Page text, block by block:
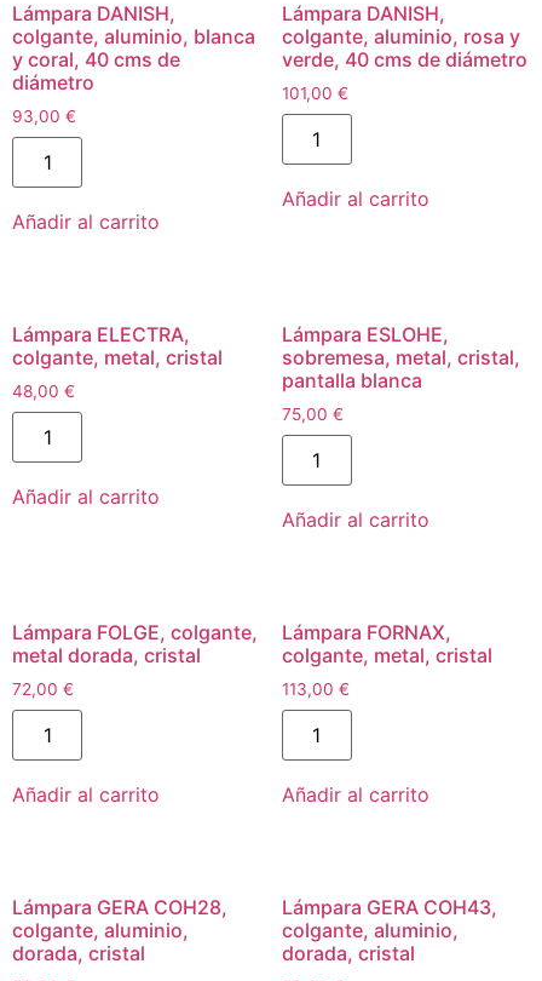
Lámpara DANISH,
colgante, aluminio, blanca
y coral, 40 cms de
diámetro
93,00 €
Añadir al carrito
Lámpara DANISH,
colgante, aluminio, rosa y
verde, 40 cms de diámetro
101,00 €
Añadir al carrito
Lámpara ELECTRA,
colgante, metal, cristal
48,00 €
Añadir al carrito
Lámpara ESLOHE,
sobremesa, metal, cristal,
pantalla blanca
75,00 €
Añadir al carrito
Lámpara FOLGE, colgante,
metal dorada, cristal
72,00 €
Añadir al carrito
Lámpara FORNAX,
colgante, metal, cristal
113,00 €
Añadir al carrito
Lámpara GERA COH28,
colgante, aluminio,
dorada, cristal
Lámpara GERA COH43,
colgante, aluminio,
dorada, cristal